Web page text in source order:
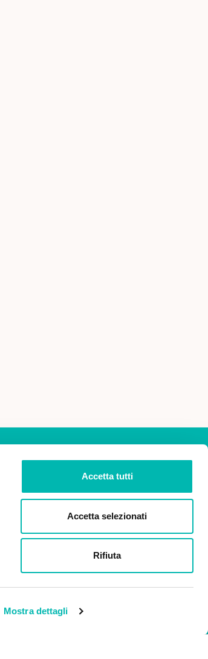
Mostra dettagli
Accetta tutti
Accetta selezionati
Rifiuta
ISCRIVITI